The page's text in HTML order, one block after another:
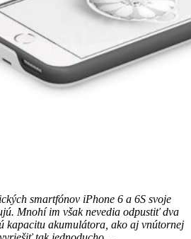
smartfónov iPhone 6 a 6S svoje
Mnohí im však nevedia odpustiť dva
kapacitu akumulátora, ako aj vnútornej